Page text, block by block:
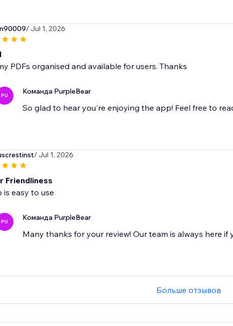
/ Jul 1, 2026
PDFs organised and available for users. Thanks
PU Команда PurpleBear
So glad to hear you're enjoying the app! Feel free to
/ Jul 1, 2026
Friendliness
is easy to use
PU Команда PurpleBear
Many thanks for your review! Our team is always here if
Больше отзывов